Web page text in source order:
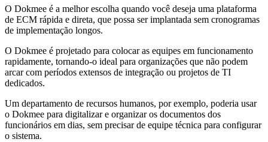
O Dokmee é a melhor escolha quando você deseja uma plataforma
de ECM rápida e direta, que possa ser implantada sem cronogramas
de implementação longos.
O Dokmee é projetado para colocar as equipes em funcionamento
rapidamente, tornando-o ideal para organizações que não podem
arcar com períodos extensos de integração ou projetos de TI
dedicados.
Um departamento de recursos humanos, por exemplo, poderia usar
o Dokmee para digitalizar e organizar os documentos dos
funcionários em dias, sem precisar de equipe técnica para configurar
o sistema.